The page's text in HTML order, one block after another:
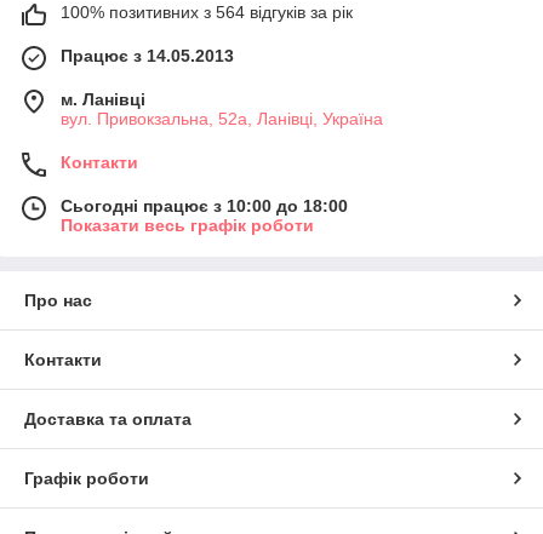
100% позитивних з 564 відгуків за рік
Працює з 14.05.2013
м. Ланівці
вул. Привокзальна, 52а, Ланівці, Україна
Контакти
Сьогодні працює з 10:00 до 18:00
Показати весь графік роботи
Про нас
Контакти
Доставка та оплата
Графік роботи